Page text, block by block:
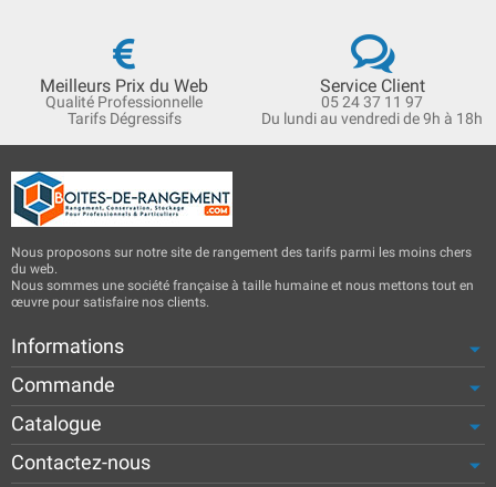
Meilleurs Prix du Web
Qualité Professionnelle
Tarifs Dégressifs
Service Client
05 24 37 11 97
Du lundi au vendredi de 9h à 18h
Nous proposons sur notre site de rangement des tarifs parmi les moins chers
du web.
Nous sommes une société française à taille humaine et nous mettons tout en
œuvre pour satisfaire nos clients.
Informations
Commande
Catalogue
Contactez-nous